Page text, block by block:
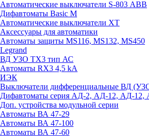
Автоматические выключатели S-803 АВВ
Дифавтоматы Basic M
Автоматические выключатели XT
Аксессуары для автоматики
Автоматы защиты MS116, MS132, MS450
Legrand
ВД УЗО TX3 тип АС
Автоматы RX3 4,5 kA
ИЭК
Выключатели дифференциальные ВД
Дифавтоматы серия АД-2, АД-12, АД-12,
Доп. устройства модульной серии
Автоматы ВА 47-29
Автоматы ВА 47-100
Автоматы ВА 47-60